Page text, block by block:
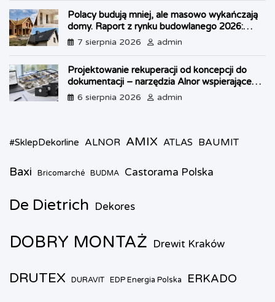
Polacy budują mniej, ale masowo wykańczają
domy. Raport z rynku budowlanego 2026:
kryzys w OZE i boom na dachy
7 sierpnia 2026 admin
Projektowanie rekuperacji od koncepcji do
dokumentacji – narzędzia Alnor wspierające
każdy etap pracy
6 sierpnia 2026 admin
#SklepDekorline ALNOR AMIX ATLAS BAUMIT
Baxi Bricomarché BUDMA Castorama Polska
De Dietrich Dekores
DOBRY MONTAŻ Drewit Kraków
DRUTEX DURAVIT EDP Energia Polska ERKADO